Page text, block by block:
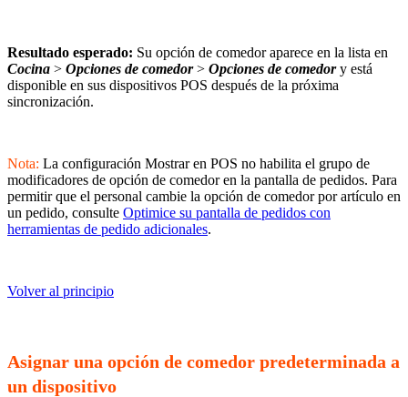
Resultado esperado: Su opción de comedor aparece en la lista en
Cocina > Opciones de comedor> Opciones de comedory está
disponible en sus dispositivos POS después de la próxima
sincronización.
Nota: La configuración Mostrar en POS no habilita el grupo de
modificadores de opción de comedor en la pantalla de pedidos. Para
permitir que el personal cambie la opción de comedor por artículo en
un pedido, consulte Optimice su pantalla de pedidos con
herramientas de pedido adicionales.
Volver al principio
Asignar una opción de comedor predeterminada a
un dispositivo